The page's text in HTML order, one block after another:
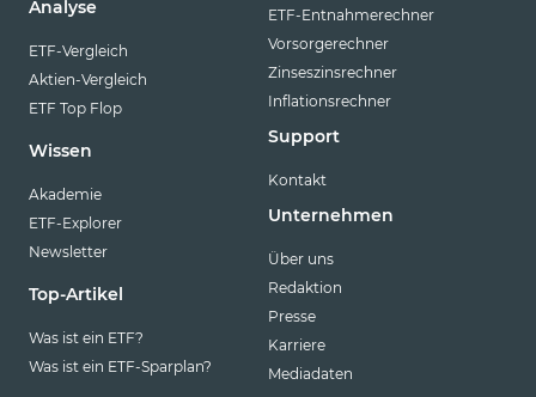
Analyse
ETF-Vergleich
Aktien-Vergleich
ETF Top Flop
Wissen
Akademie
ETF-Explorer
Newsletter
Top-Artikel
Was ist ein ETF?
Was ist ein ETF-Sparplan?
ETF-Entnahmerechner
Vorsorgerechner
Zinseszinsrechner
Inflationsrechner
Support
Kontakt
Unternehmen
Über uns
Redaktion
Presse
Karriere
Mediadaten